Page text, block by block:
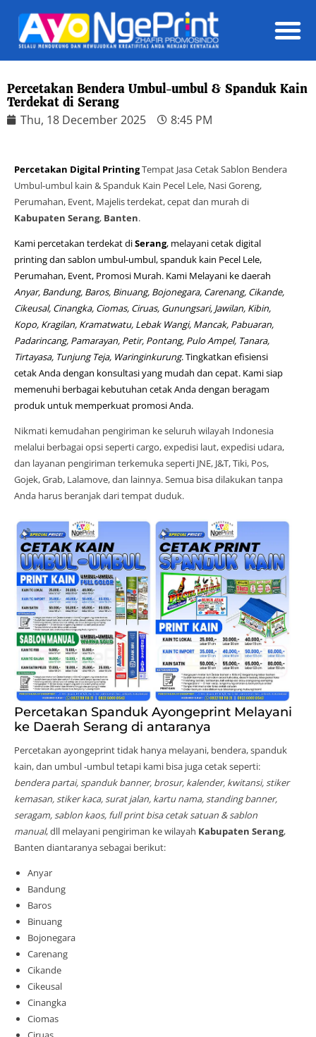
Percetakan Bendera Umbul-umbul & Spanduk Kain
Terdekat di Serang
Thu, 18 December 2025 8:45 PM
Percetakan Digital PrintingTempat Jasa Cetak Sablon Bendera
Umbul-umbul kain & Spanduk Kain Pecel Lele, Nasi Goreng,
Perumahan, Event, Majelis terdekat, cepat dan murah di
Kabupaten Serang, Banten.
Kami percetakan terdekat diSerang, melayani cetak digital
printing dan sablon umbul-umbul, spanduk kain Pecel Lele,
Perumahan, Event, Promosi Murah. Kami Melayani ke daerah
Anyar, Bandung, Baros, Binuang, Bojonegara, Carenang, Cikande,
Cikeusal, Cinangka, Ciomas, Ciruas, Gunungsari, Jawilan, Kibin,
Kopo, Kragilan, Kramatwatu, Lebak Wangi, Mancak, Pabuaran,
Padarincang, Pamarayan, Petir, Pontang, Pulo Ampel, Tanara,
Tirtayasa, Tunjung Teja, Waringinkurung. Tingkatkan efisiensi
cetak Anda dengan konsultasi yang mudah dan cepat. Kami siap
memenuhi berbagai kebutuhan cetak Anda dengan beragam
produk untuk memperkuat promosi Anda.
Nikmati kemudahan pengiriman ke seluruh wilayah Indonesia
melalui berbagai opsi seperti cargo, expedisi laut, expedisi udara,
dan layanan pengiriman terkemuka seperti JNE, J&T, Tiki, Pos,
Gojek, Grab, Lalamove, dan lainnya. Semua bisa dilakukan tanpa
Anda harus beranjak dari tempat duduk.
Percetakan Spanduk Ayongeprint Melayani
ke Daerah Serang di antaranya
Percetakan ayongeprint tidak hanya melayani, bendera, spanduk
kain, dan umbul -umbul tetapi kami bisa juga cetak seperti:
bendera partai, spanduk banner, brosur, kalender, kwitansi, stiker
kemasan, stiker kaca, surat jalan, kartu nama, standing banner,
seragam, sablon kaos, full print bisa cetak satuan & sablon
manual, dll melayani pengiriman ke wilayah Kabupaten Serang,
Banten diantaranya sebagai berikut:
Anyar
Bandung
Baros
Binuang
Bojonegara
Carenang
Cikande
Cikeusal
Cinangka
Ciomas